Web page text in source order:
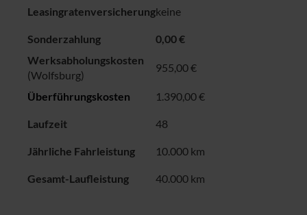
Leasingratenversicherungkeine
Sonderzahlung
0,00 €
Werksabholungskosten
(Wolfsburg)
955,00€
Überführungskosten 1.390,00 €
Laufzeit 48
Jährliche Fahrleistung 10.000 km
Gesamt-Laufleistung 40.000 km